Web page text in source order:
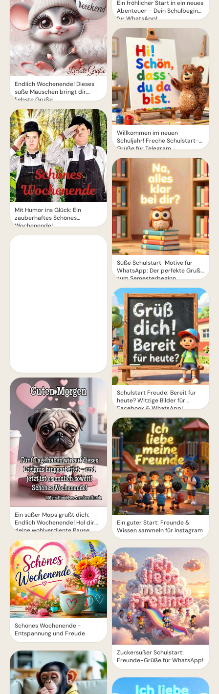
Endlich Wochenende! Dieses
süße Mäuschen bringt dir
liebste Grüße.
Mit Humor ins Glück: Ein
zauberhaftes Schönes
Wochenende!
Ein süßer Mops grüßt dich:
Endlich Wochenende! Hol dir
deine wohlverdiente Pause.
Schönes Wochenende -
Entspannung und Freude
Ein fröhlicher Start in ein neues
Abenteuer – Dein Schulbeginn
für WhatsApp!
Willkommen im neuen
Schuljahr! Freche Schulstart-
Grüße für Telegram
Süße Schulstart-Motive für
WhatsApp: Der perfekte Gruß
zum Semesterbeginn
Schulstart Freude: Bereit für
heute? Witzige Bilder für
Facebook & WhatsApp!
Ein guter Start: Freunde &
Wissen sammeln für Instagram
Zuckersüßer Schulstart:
Freunde-Grüße für WhatsApp!